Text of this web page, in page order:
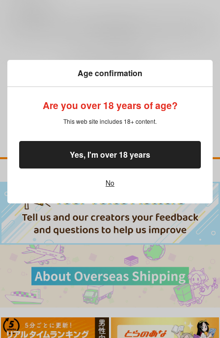
Age confirmation
Are you over 18 years of age?
This web site includes 18+ content.
No
Yes, I'm over 18 years